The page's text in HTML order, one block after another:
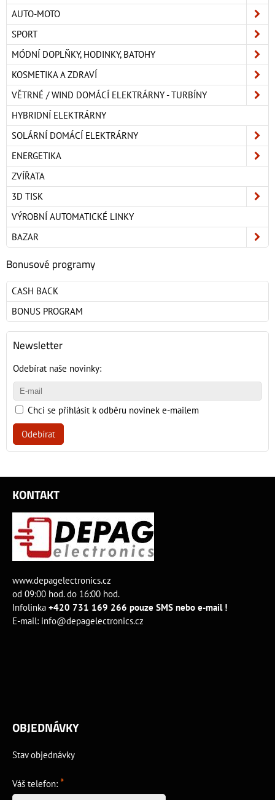
AUTO-MOTO
SPORT
MÓDNÍ DOPLŇKY, HODINKY, BATOHY
KOSMETIKA A ZDRAVÍ
VĚTRNÉ / WIND DOMÁCÍ ELEKTRÁRNY - TURBÍNY
HYBRIDNÍ ELEKTRÁRNY
SOLÁRNÍ DOMÁCÍ ELEKTRÁRNY
ENERGETIKA
ZVÍŘATA
3D TISK
VÝROBNÍ AUTOMATICKÉ LINKY
BAZAR
Bonusové programy
CASH BACK
BONUS PROGRAM
Newsletter
Odebírat naše novinky:
Chci se přihlásit k odběru novinek e-mailem
Odebírat
KONTAKT
www.depagelectronics.cz
od 09:00 hod. do 16:00 hod.
Infolinka +420 731 169 266 pouze SMS nebo e-mail !
E-mail: info@depagelectronics.cz
OBJEDNÁVKY
Stav objednávky
Váš telefon: *